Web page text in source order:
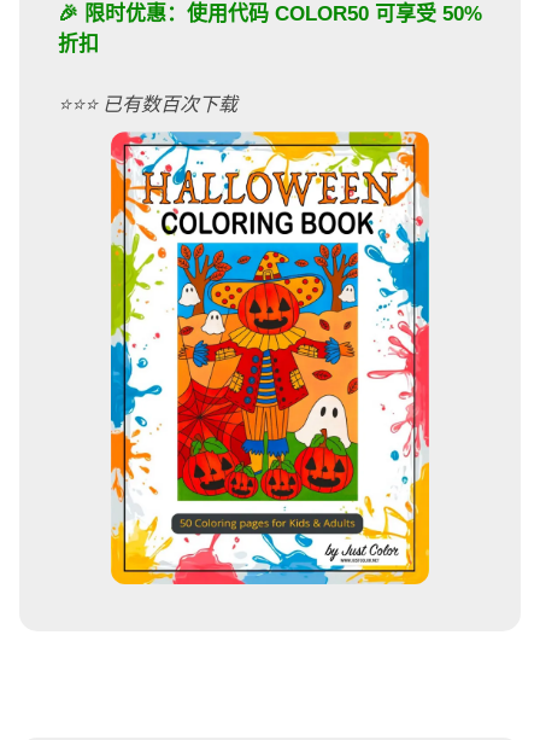
🎉 限时优惠：使用代码 COLOR50 可享受 50%
折扣
⭐️⭐️⭐️ 已有数百次下载